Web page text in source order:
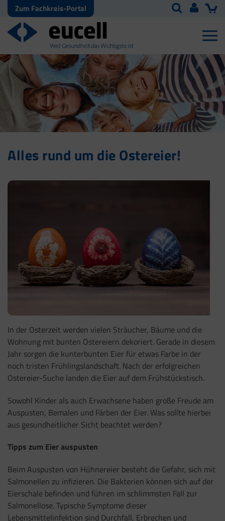
Zum Fachkreis-Portal
Alles rund um die Ostereier!
In der Osterzeit werden vielen Sträucher, Bäume und die
Wohnung mit bunten Ostereiern dekoriert. Gerade in diesem
Jahr sorgen die kunterbunten Eier für etwas Farbe in der
noch tristen Frühlingslandschaft. Nach der erfolgreichen
Ostereier-Suche landen die Eier auf dem Frühstückstisch.
Sowohl Kinder als auch Erwachsene haben große Freude am
Auspusten, Bemalen und Färben der Eier. Was sollte hierbei
aus gesundheitlicher Sicht beachtet werden?
Tipps zum Eier auspusten
Beim Auspusten von Hühnereier besteht die Gefahr, sich mit
Salmonellen zu infizieren. Die Bakterien können sich auf der
Eierschale befinden und führen im schlimmsten Fall zur
Salmonellose. Typische Symptome dieser
Lebensmittelinfektion sind Durchfall, Erbrechen und